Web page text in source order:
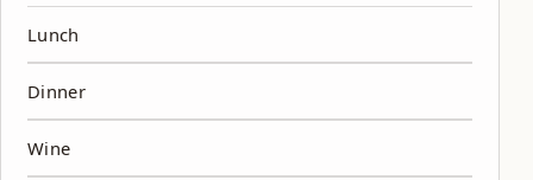
Lunch
Dinner
Wine